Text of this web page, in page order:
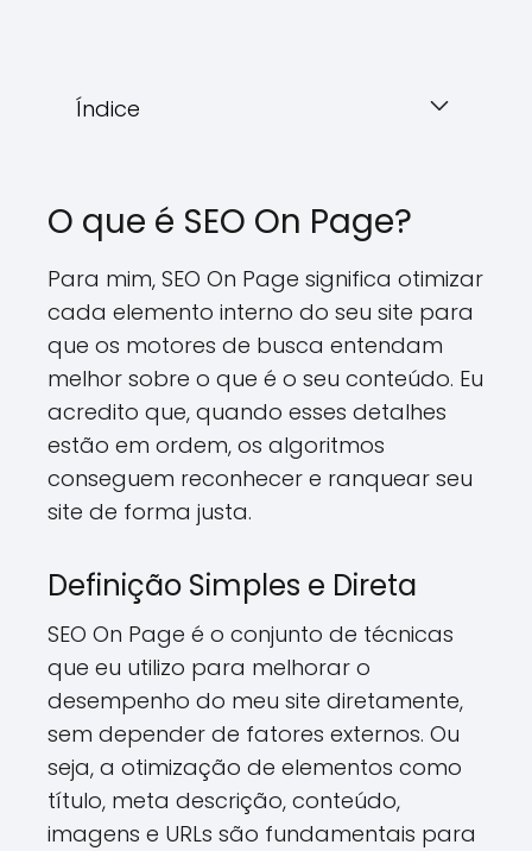
Índice
O que é SEO On Page?
Para mim, SEO On Page significa otimizar
cada elemento interno do seu site para
que os motores de busca entendam
melhor sobre o que é o seu conteúdo. Eu
acredito que, quando esses detalhes
estão em ordem, os algoritmos
conseguem reconhecer e ranquear seu
site de forma justa.
Definição Simples e Direta
SEO On Page é o conjunto de técnicas
que eu utilizo para melhorar o
desempenho do meu site diretamente,
sem depender de fatores externos. Ou
seja, a otimização de elementos como
título, meta descrição, conteúdo,
imagens e URLs são fundamentais para